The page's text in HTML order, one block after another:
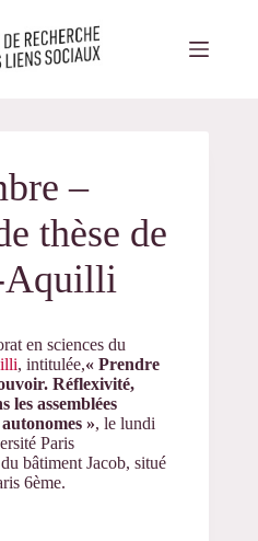
–
thèse de
Aquilli
en sciences du
, intitulée,« Prendre
Réflexivité,
les assemblées
», le lundi
Paris
bâtiment Jacob, situé
6ème.